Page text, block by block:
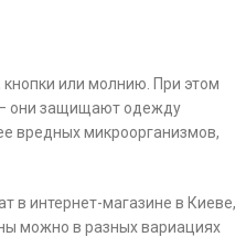
кнопки или молнию. При этом
– они защищают одежду
вредных микроорганизмов,
в интернет-магазине в Киеве,
можно в разных вариациях